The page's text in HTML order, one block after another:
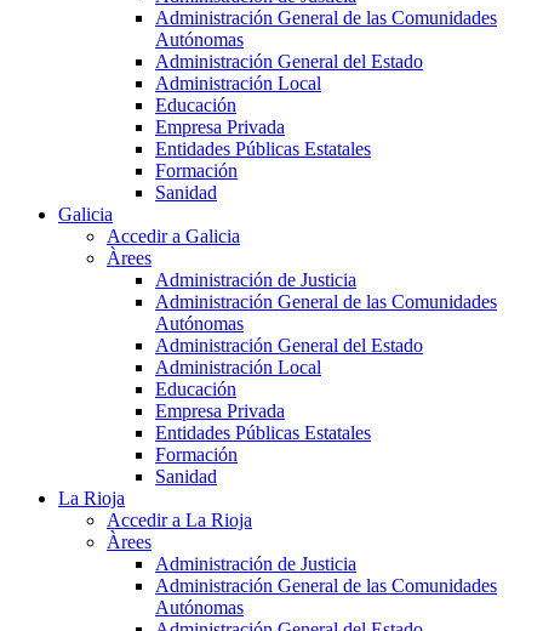
Administración General de las Comunidades
Autónomas
Administración General del Estado
Administración Local
Educación
Empresa Privada
Entidades Públicas Estatales
Formación
Sanidad
Galicia
Accedir a Galicia
Àrees
Administración de Justicia
Administración General de las Comunidades
Autónomas
Administración General del Estado
Administración Local
Educación
Empresa Privada
Entidades Públicas Estatales
Formación
Sanidad
La Rioja
Accedir a La Rioja
Àrees
Administración de Justicia
Administración General de las Comunidades
Autónomas